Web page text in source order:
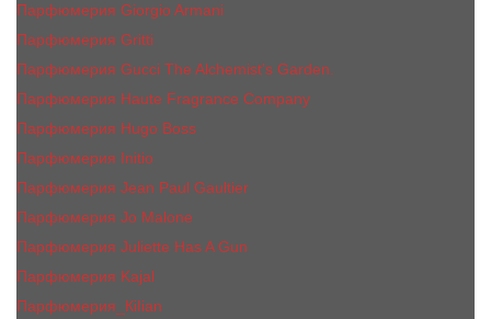
Парфюмерия Giorgio Armani
Парфюмерия Gritti
Парфюмерия Gucci The Alchemist’s Garden.
Парфюмерия Haute Fragrance Company
Парфюмерия Hugo Boss
Парфюмерия Initio
Парфюмерия Jean Paul Gaultier
Парфюмерия Jо Malоnе
Парфюмерия Juliette Has A Gun
Парфюмерия Kajal
Парфюмерия_КiIiаn